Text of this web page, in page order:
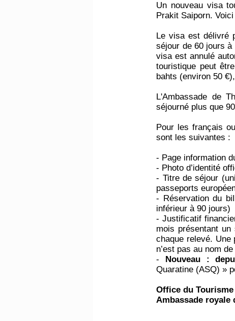
Un nouveau visa
Prakit Saiporn.
Le visa est délivré
séjour de 60 jours
visa est annulé
touristique peut
bahts (environ 50
L'Ambassade de
séjourné plus que
Pour les français
sont les suivantes :
- Page information
- Photo d’identité
- Titre de séjour
passeports
- Réservation du
inférieur à 90 jours)
- Justificatif
mois présentant
chaque relevé. Une
n’est pas au nom
- Nouveau :
Quaratine (ASQ) »
Office du
Ambassade royale